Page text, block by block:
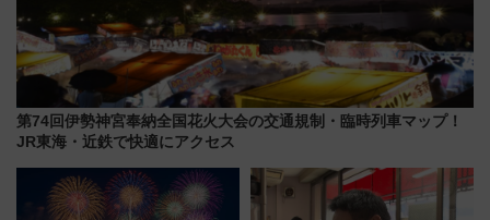
第74回伊勢神宮奉納全国花火大会の交通規制・臨時列車マップ！
JR東海・近鉄で快適にアクセス